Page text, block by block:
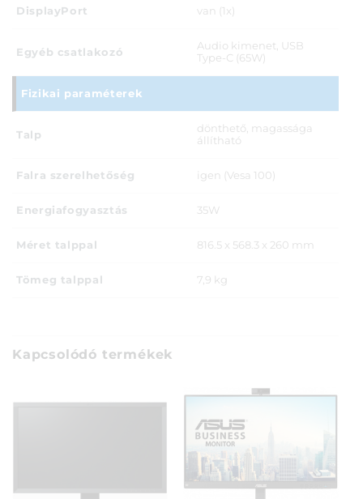
DisplayPort van (1x)
Egyéb csatlakozó
Audio kimenet, USB
Type-C (65W)
Fizikai paraméterek
Talp
dönthető, magassága
állítható
Falra szerelhetőség igen (Vesa 100)
Energiafogyasztás 35W
Méret talppal 816.5 x 568.3 x 260 mm
Tömeg talppal 7,9 kg
Kapcsolódó termékek